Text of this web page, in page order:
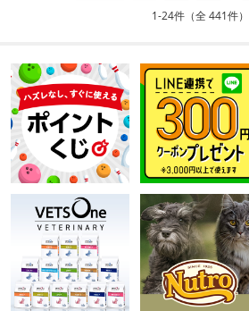
1-24件（全 441件）